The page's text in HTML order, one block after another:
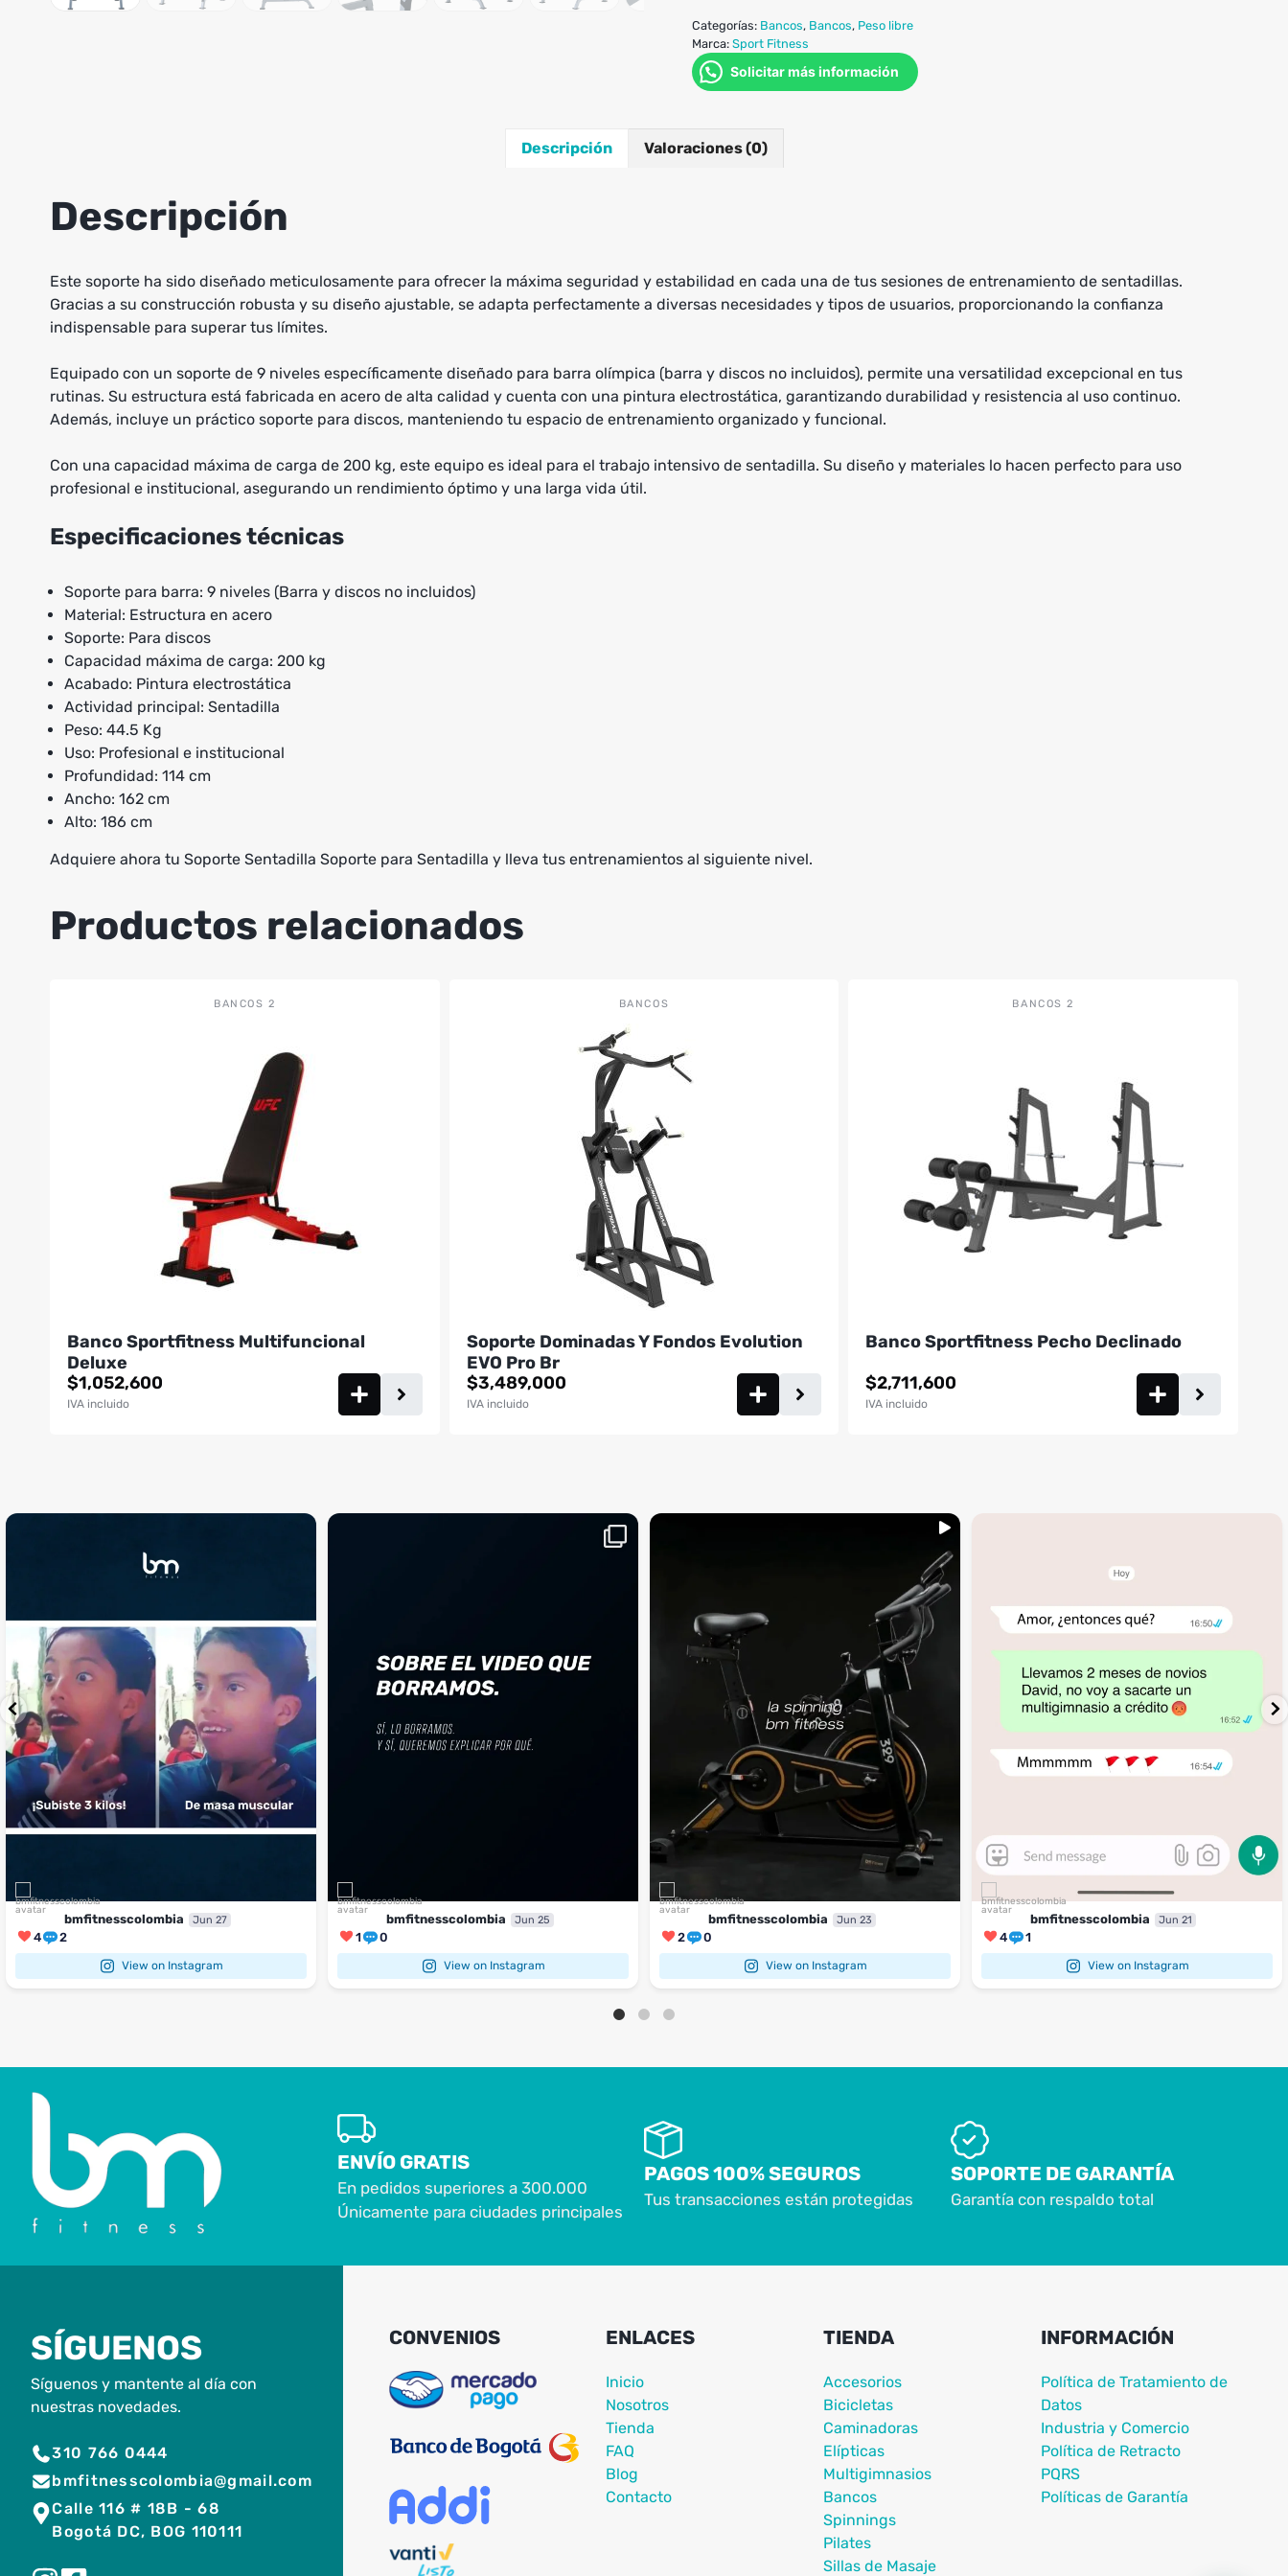
Categorías: Bancos, Bancos, Peso libre
Marca: Sport Fitness
Solicitar más información
Descripción Valoraciones (0)
Descripción
Este soporte ha sido diseñado meticulosamente para ofrecer la máxima seguridad y estabilidad en cada una de tus sesiones de entrenamiento de sentadillas.
Gracias a su construcción robusta y su diseño ajustable, se adapta perfectamente a diversas necesidades y tipos de usuarios, proporcionando la confianza
indispensable para superar tus límites.
Equipado con un soporte de 9 niveles específicamente diseñado para barra olímpica (barra y discos no incluidos), permite una versatilidad excepcional en tus
rutinas. Su estructura está fabricada en acero de alta calidad y cuenta con una pintura electrostática, garantizando durabilidad y resistencia al uso continuo.
Además, incluye un práctico soporte para discos, manteniendo tu espacio de entrenamiento organizado y funcional.
Con una capacidad máxima de carga de 200 kg, este equipo es ideal para el trabajo intensivo de sentadilla. Su diseño y materiales lo hacen perfecto para uso
profesional e institucional, asegurando un rendimiento óptimo y una larga vida útil.
Especificaciones técnicas
Soporte para barra: 9 niveles (Barra y discos no incluidos)
Material: Estructura en acero
Soporte: Para discos
Capacidad máxima de carga: 200 kg
Acabado: Pintura electrostática
Actividad principal: Sentadilla
Peso: 44.5 Kg
Uso: Profesional e institucional
Profundidad: 114 cm
Ancho: 162 cm
Alto: 186 cm
Adquiere ahora tu Soporte Sentadilla Soporte para Sentadilla y lleva tus entrenamientos al siguiente nivel.
Productos relacionados
BANCOS 2
Banco Sportfitness Multifuncional
Deluxe
$1,052,600
IVA incluido
BANCOS
Soporte Dominadas Y Fondos Evolution
EVO Pro Br
$3,489,000
IVA incluido
BANCOS 2
Banco Sportfitness Pecho Declinado
$2,711,600
IVA incluido
bmfitnesscolombia Jun 27
4 2
View on Instagram
bmfitnesscolombia Jun 25
1 0
View on Instagram
bmfitnesscolombia Jun 23
2 0
View on Instagram
bmfitnesscolombia Jun 21
4 1
View on Instagram
ENVÍO GRATIS
En pedidos superiores a 300.000
Únicamente para ciudades principales
PAGOS 100% SEGUROS
Tus transacciones están protegidas
SOPORTE DE GARANTÍA
Garantía con respaldo total
SÍGUENOS
Síguenos y mantente al día con
nuestras novedades.
310 766 0444
bmfitnesscolombia@gmail.com
Calle 116 # 18B - 68
Bogotá DC, BOG 110111
CONVENIOS ENLACES
Inicio
Nosotros
Tienda
FAQ
Blog
Contacto
TIENDA
Accesorios
Bicicletas
Caminadoras
Elípticas
Multigimnasios
Bancos
Spinnings
Pilates
Sillas de Masaje
INFORMACIÓN
Política de Tratamiento de
Datos
Industria y Comercio
Política de Retracto
PQRS
Políticas de Garantía